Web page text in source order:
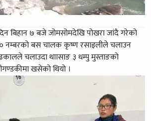
बिहान ७ बजे जोमसोमदेखि पोखरा जांदै गरेको
नम्बरको बस चालक कृष्ण रसाइलीले चलाउन
चलाउदा थाासाङ ३ धम्पु मुस्ताङको
खसेको थियो ।